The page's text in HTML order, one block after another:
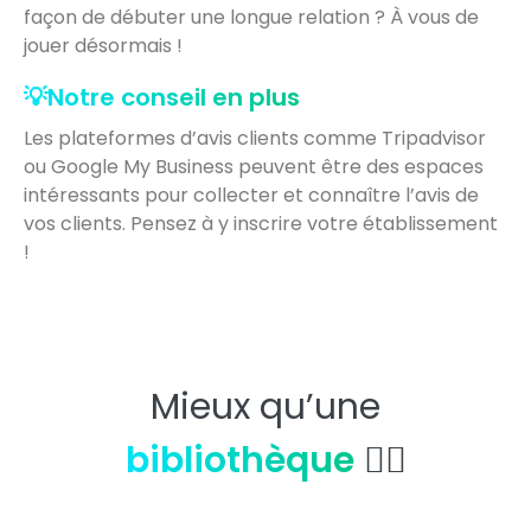
façon de débuter une longue relation ? À vous de
jouer désormais !
💡Notre conseil en plus
Les plateformes d’avis clients comme Tripadvisor
ou Google My Business peuvent être des espaces
intéressants pour collecter et connaître l’avis de
vos clients. Pensez à y inscrire votre établissement
!
Mieux qu’une
bibliothèque👇🏼